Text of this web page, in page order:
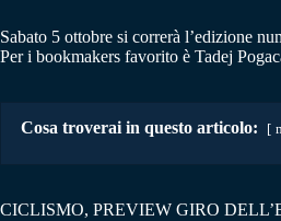
Sabato 5 ottobre si correrà l’edizione
Per i bookmakers favorito è Tadej
Cosa troverai in questo articolo:
CICLISMO, PREVIEW GIRO